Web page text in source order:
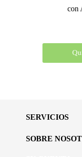
con
SERVICIOS
SOBRE